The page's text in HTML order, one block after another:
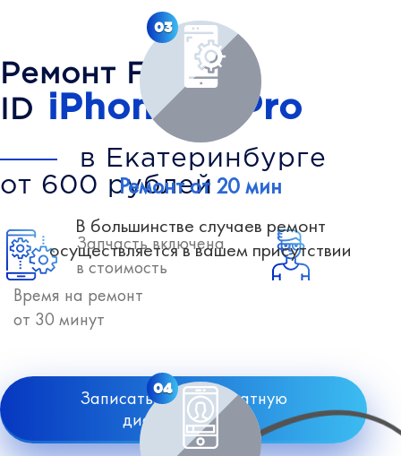
Ремонт Face
ID
iPhone 13 Pro
в Екатеринбурге
от 600 рублей
Запчасть включена
в стоимость
Время на ремонт
от 30 минут
Записаться на бесплатную
диагностику
03
Ремонт от 20 мин
В большинстве случаев ремонт
осуществляется в вашем присутствии
04